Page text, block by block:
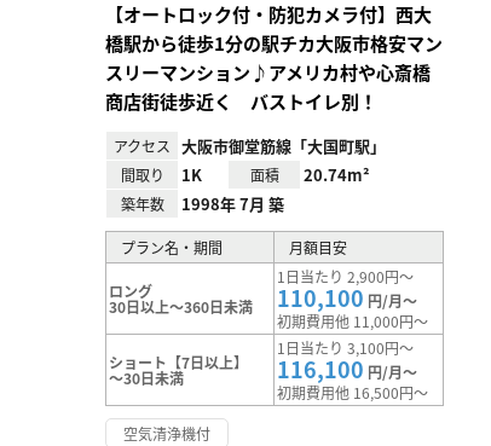
【オートロック付・防犯カメラ付】西大
橋駅から徒歩1分の駅チカ大阪市格安マン
スリーマンション♪アメリカ村や心斎橋
商店街徒歩近く バストイレ別！
アクセス 大阪市御堂筋線「大国町駅」
間取り 1K 面積 20.74m²
築年数 1998年 7月 築
プラン名・期間 月額目安
ロング
30日以上～360日未満
1日当たり 2,900円～
110,100 円/月～
初期費用他 11,000円～
ショート【7日以上】
～30日未満
1日当たり 3,100円～
116,100 円/月～
初期費用他 16,500円～
空気清浄機付